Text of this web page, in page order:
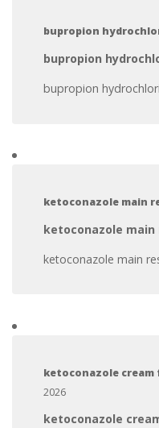
bupropion
bupropion
bupropion
ketoconazole main
ketoconazole main
ketoconazole main
ketoconazole
2026
ketoconazole